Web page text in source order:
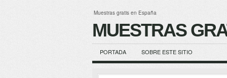
Muestras gratis en España
MUESTRAS
PORTADA SOBRE ESTE SITIO